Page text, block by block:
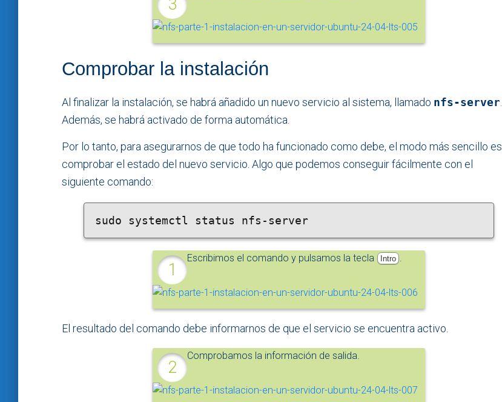
Comprobar la instalación
Al finalizar la instalación, se habrá añadido un nuevo servicio al sistema, llamado nfs-server
Además, se habrá activado de forma automática.
Por lo tanto, para asegurarnos de que todo ha funcionado como debe, el modo más sencillo es
comprobar el estado del nuevo servicio. Algo que podemos conseguir fácilmente con el
siguiente comando:
sudo systemctl status nfs-server
Escribimos el comando y pulsamos la tecla Intro
El resultado del comando debe informarnos de que el servicio se encuentra activo.
Comprobamos la información de salida.